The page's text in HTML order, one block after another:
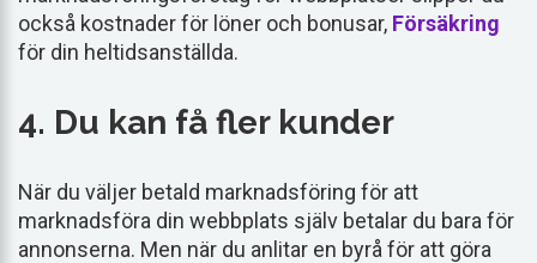
också kostnader för löner och bonusar, Försäkring
för din heltidsanställda.
4. Du kan få fler kunder
När du väljer betald marknadsföring för att
marknadsföra din webbplats själv betalar du bara för
annonserna. Men när du anlitar en byrå för att göra